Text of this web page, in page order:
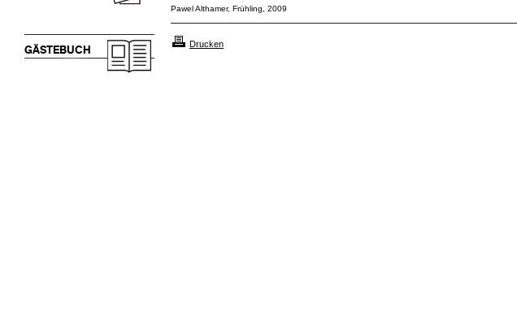
GÄSTEBUCH
Pawel Althamer, Frühling, 2009
Drucken